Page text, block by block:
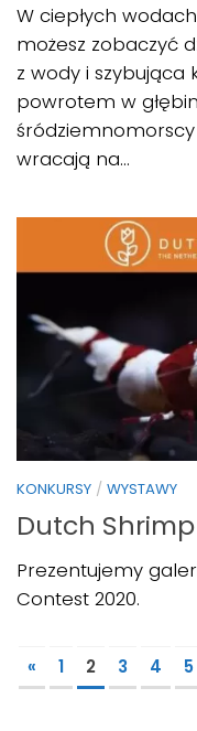
W ciepłych
możesz zobaczyć
z wody i
powrotem w
wracają na...
KONKURSY / WYSTAWY
Dutch
Prezentujemy
Contest 2020.
« 1 2 3 4 5